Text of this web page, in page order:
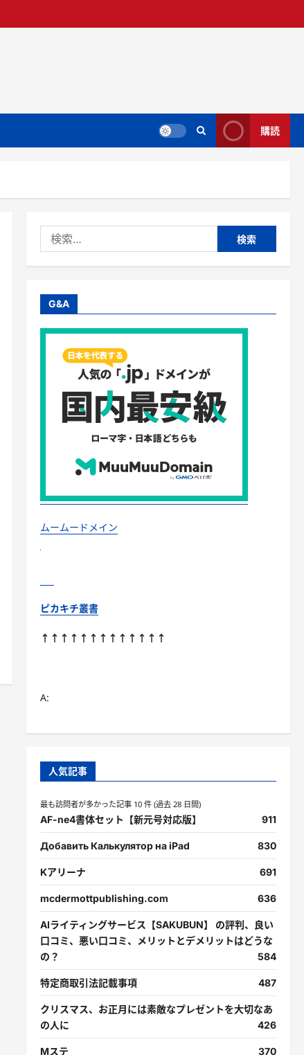
購読
索:
G&A
ムームードメイン
ピカキチ叢書
↑↑↑↑↑↑↑↑↑↑↑↑↑
A:
人気記事
最も訪問者が多かった記事 10 件 (過去 28 日間)
AF-ne4書体セット【新元号対応版】 911
Добавить Калькулятор на iPad 830
Kアリーナ 691
mcdermottpublishing.com 636
AIライティングサービス【SAKUBUN】 の評判、良い
口コミ、悪い口コミ、メリットとデメリットはどうな
の？
584
特定商取引法記載事項 487
クリスマス、お正月には素敵なプレゼントを大切なあ
の人に
426
Mステ 370